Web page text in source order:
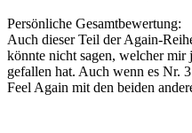
Persönliche Gesamtbewertung:
Auch dieser Teil der Again-
könnte nicht sagen, welcher mir
gefallen hat. Auch wenn es Nr.
Feel Again mit den beiden